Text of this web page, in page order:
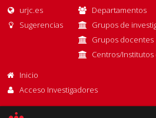
urjc.es
Sugerencias
Departamentos
Grupos de
Grupos docentes
Centros/Institutos
Inicio
Acceso Investigadores